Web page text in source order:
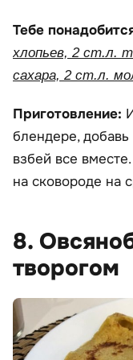
Тебе
хлопьев, 2 ст.л.
сахара, 2 ст.л.
Приготовление:
блендере,
взбей все
на сковороде на
8.
творогом